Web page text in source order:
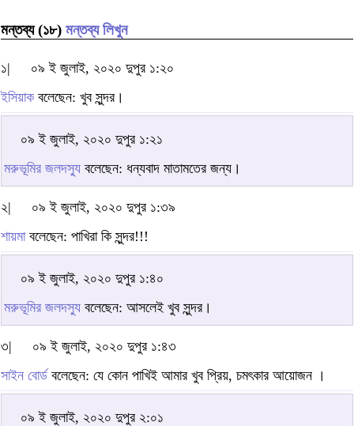
মন্তব্য (১৮) মন্তব্য লিখুন
১|
০৯ ই জুলাই, ২০২০ দুপুর ১:২০
ইসিয়াকবলেছেন: খুব সুন্দর।
০৯ ই জুলাই, ২০২০ দুপুর ১:২১
মরুভূমির জলদস্যু বলেছেন: ধন্যবাদ মাতামতের জন্য।
২|
০৯ ই জুলাই, ২০২০ দুপুর ১:৩৯
শায়মাবলেছেন: পাখিরা কি সুন্দর!!!
০৯ ই জুলাই, ২০২০ দুপুর ১:৪০
মরুভূমির জলদস্যু বলেছেন: আসলেই খুব সুন্দর।
৩|
০৯ ই জুলাই, ২০২০ দুপুর ১:৪৩
সাইন বোর্ডবলেছেন: যে কোন পাখিই আমার খুব প্রিয়, চমৎকার আয়োজন ।
০৯ ই জুলাই, ২০২০ দুপুর ২:০১